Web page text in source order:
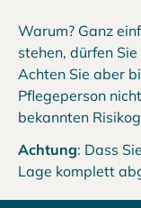
Warum? Ganz
stehen, dürfen
Achten Sie aber
Pflegeperson
bekannten
Achtung: Dass
Lage komplett